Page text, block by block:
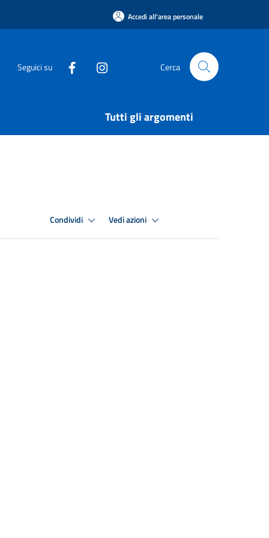
Accedi all'area personale
Seguici su Cerca
Tutti gli argomenti
Condividi Vedi azioni